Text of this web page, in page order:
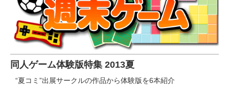
同人ゲーム体験版特集 2013夏
“夏コミ”出展サークルの作品から体験版を6本紹介